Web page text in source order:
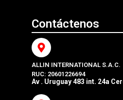
Contáctenos
ALLIN INTERNATIONAL S.A.C.
RUC: 20601226694
Av . Uruguay 483 int. 24a